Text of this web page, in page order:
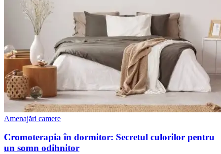
Amenajări camere
Cromoterapia în dormitor: Secretul culorilor pentru
un somn odihnitor